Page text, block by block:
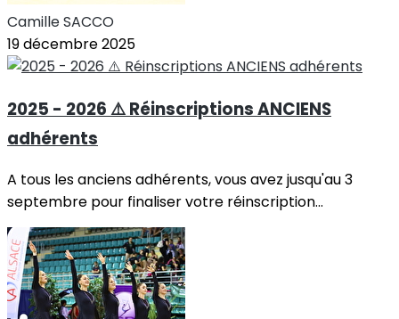
Camille SACCO
19 décembre 2025
2025 - 2026 ⚠️ Réinscriptions ANCIENS
adhérents
A tous les anciens adhérents, vous avez jusqu'au 3
septembre pour finaliser votre réinscription...